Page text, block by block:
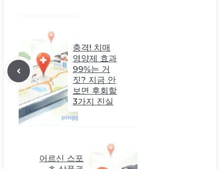
충격! 치매
영양제 효과
99%는 거
짓? 지금 안
보면 후회할
3가지 진실
어르신 스포